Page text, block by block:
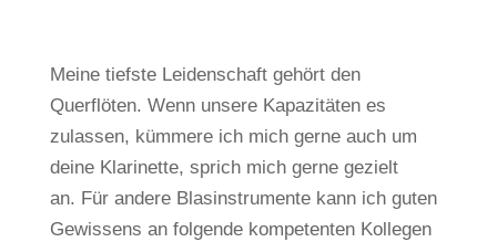
Meine tiefste Leidenschaft gehört den
Querflöten. Wenn unsere Kapazitäten es
zulassen, kümmere ich mich gerne auch um
deine Klarinette, sprich mich gerne gezielt
an. Für andere Blasinstrumente kann ich guten
Gewissens an folgende kompetenten Kollegen